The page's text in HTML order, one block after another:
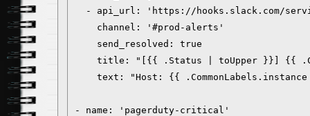
- api_url: 'https://hooks.slack.com/
    channel: '#prod-alerts'
    send_resolved: true
title: "[{{ .Status | toUpper }}] {{
text: "Host: {{
- name: 'pagerduty-critical'